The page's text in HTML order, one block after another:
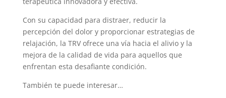
Con su capacidad para distraer, reducir la
percepción del dolor y proporcionar estrategias de
relajación, la TRV ofrece una vía hacia el alivio y la
mejora de la calidad de vida para aquellos que
enfrentan esta desafiante condición.
También te puede interesar…